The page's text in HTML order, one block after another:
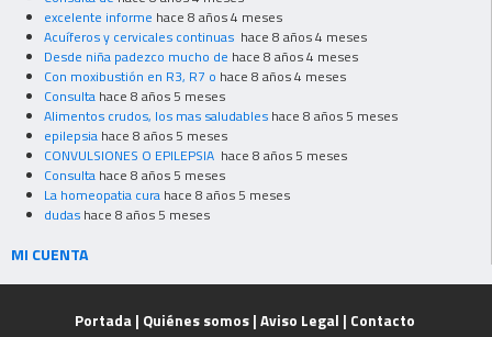
excelente informe hace 8 años 4 meses
Acuíferos y cervicales continuas hace 8 años 4 meses
Desde niña padezco mucho de hace 8 años 4 meses
Con moxibustión en R3, R7 o hace 8 años 4 meses
Consulta hace 8 años 5 meses
Alimentos crudos, los mas saludables hace 8 años 5 meses
epilepsia hace 8 años 5 meses
CONVULSIONES O EPILEPSIA hace 8 años 5 meses
Consulta hace 8 años 5 meses
La homeopatia cura hace 8 años 5 meses
dudas hace 8 años 5 meses
MI CUENTA
Portada | Quiénes somos| Aviso Legal | Contacto